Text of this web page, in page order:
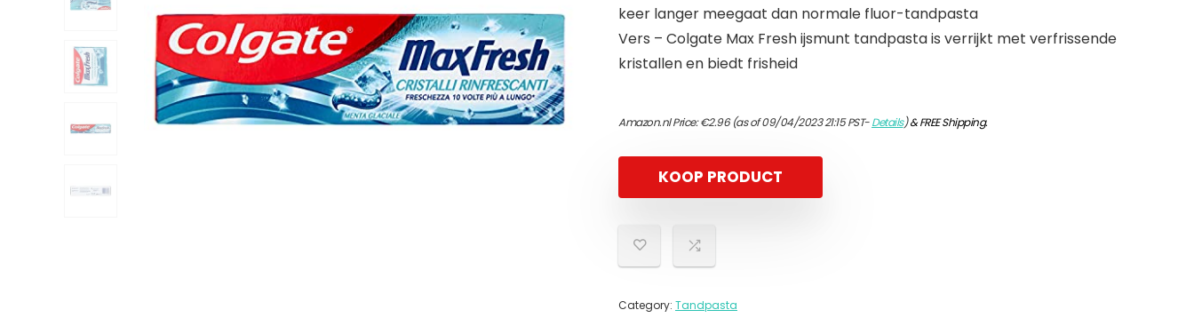
keer langer meegaat dan normale fluor-tandpasta
Vers – Colgate Max Fresh ijsmunt tandpasta is verrijkt met verfrissende
kristallen en biedt frisheid
Amazon.nl Price:€2.96(as of 09/04/2023 21:15 PST-Details)&FREE Shipping.
KOOP PRODUCT
Category: Tandpasta